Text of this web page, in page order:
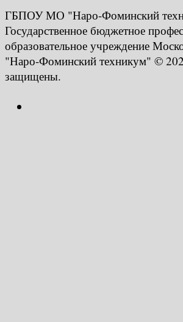
ГБПОУ МО "Наро-Фоминский
Государственное бюджетное
образовательное учреждение
"Наро-Фоминский техникум" ©
защищены.